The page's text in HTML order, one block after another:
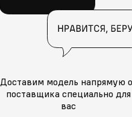
Доставим модель напрямую
поставщика специально для
вас